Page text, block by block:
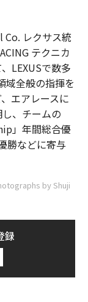
レクサス統
テクニカ
LEXUSで数多
域全般の指揮を
エアレースに
、チームの
」年間総合優
勝などに寄与
by Shuji
録